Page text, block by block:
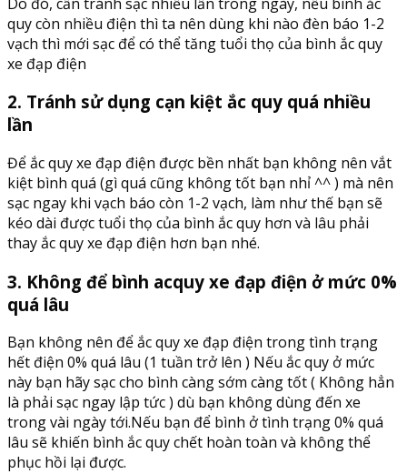
quy còn nhiều điện thì ta nên dùng khi nào đèn báo 1-2
vạch thì mới sạc để có thể tăng tuổi thọ của bình ắc quy
xe đạp điện
2. Tránh sử dụng cạn kiệt ắc quy quá nhiều
lần
Để ắc quy xe đạp điện được bền nhất bạn không nên vắt
kiệt bình quá (gì quá cũng không tốt bạn nhỉ ^^ ) mà nên
sạc ngay khi vạch báo còn 1-2 vạch, làm như thế bạn sẽ
kéo dài được tuổi thọ của bình ắc quy hơn và lâu phải
thay ắc quy xe đạp điện hơn bạn nhé.
3. Không để bình acquy xe đạp điện ở mức 0%
quá lâu
Bạn không nên để ắc quy xe đạp điện trong tình trạng
hết điện 0% quá lâu (1 tuần trở lên ) Nếu ắc quy ở mức
này bạn hãy sạc cho bình càng sớm càng tốt ( Không hẳn
là phải sạc ngay lập tức ) dù bạn không dùng đến xe
trong vài ngày tới.Nếu bạn để bình ở tình trạng 0% quá
lâu sẽ khiến bình ắc quy chết hoàn toàn và không thể
phục hồi lại được.